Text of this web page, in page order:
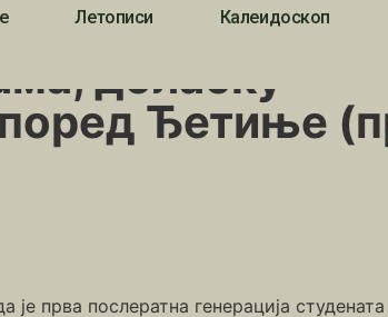
Летописи
Калеидоскоп
поред Ђетиње (први део)
доласку
Ђетиње
прва послератна генерација